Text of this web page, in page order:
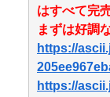
はすべて完
まずは好調
https://
https://